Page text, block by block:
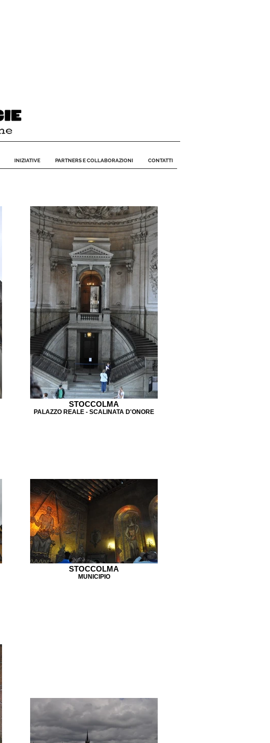
STOCCOLMA
PALAZZO REALE - SCALINATA D'ONORE
STOCCOLMA
MUNICIPIO
INIZIATIVE PARTNERS E COLLABORAZIONI CONTATTI